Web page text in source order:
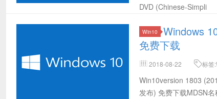
DVD (Chinese-Simpli
Win10
Windows
免费下载
2018-08-22
标签
(2018-08发布) 64位官方下载
Win10version 1803
发布) 免费下载MDSN